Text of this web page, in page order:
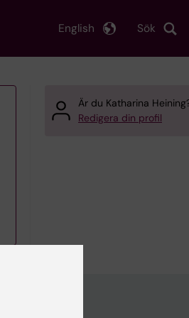
Sök
English
Är du Katharina
Redigera din profil